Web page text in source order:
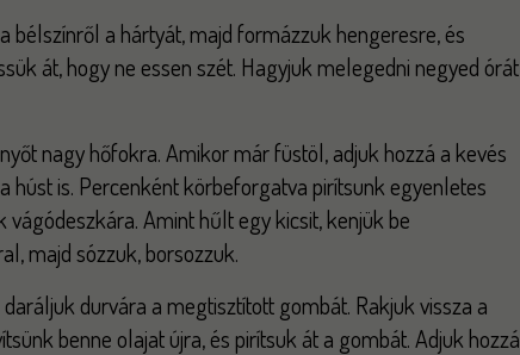
bélszínről a hártyát, majd formázzuk hengeresre, és
át, hogy ne essen szét. Hagyjuk melegedni negyed órát
nagy hőfokra. Amikor már füstöl, adjuk hozzá a kevés
húst is. Percenként körbeforgatva pirítsunk egyenletes
vágódeszkára. Amint hűlt egy kicsit, kenjük be
majd sózzuk, borsozzuk.
durvára a megtisztított gombát. Rakjuk vissza a
benne olajat újra, és pirítsuk át a gombát. Adjuk hozzá